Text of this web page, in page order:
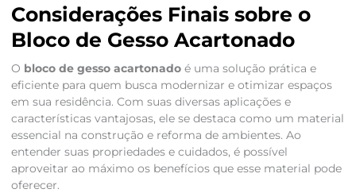
Considerações Finais sobre o
Bloco de Gesso Acartonado
O bloco de gesso acartonadoé uma solução prática e
eficiente para quem busca modernizar e otimizar espaços
em sua residência. Com suas diversas aplicações e
características vantajosas, ele se destaca como um material
essencial na construção e reforma de ambientes. Ao
entender suas propriedades e cuidados, é possível
aproveitar ao máximo os benefícios que esse material pode
oferecer.